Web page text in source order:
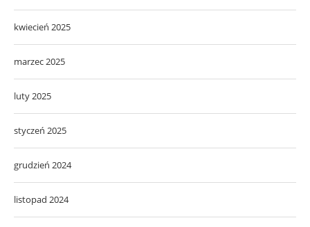
kwiecień 2025
marzec 2025
luty 2025
styczeń 2025
grudzień 2024
listopad 2024